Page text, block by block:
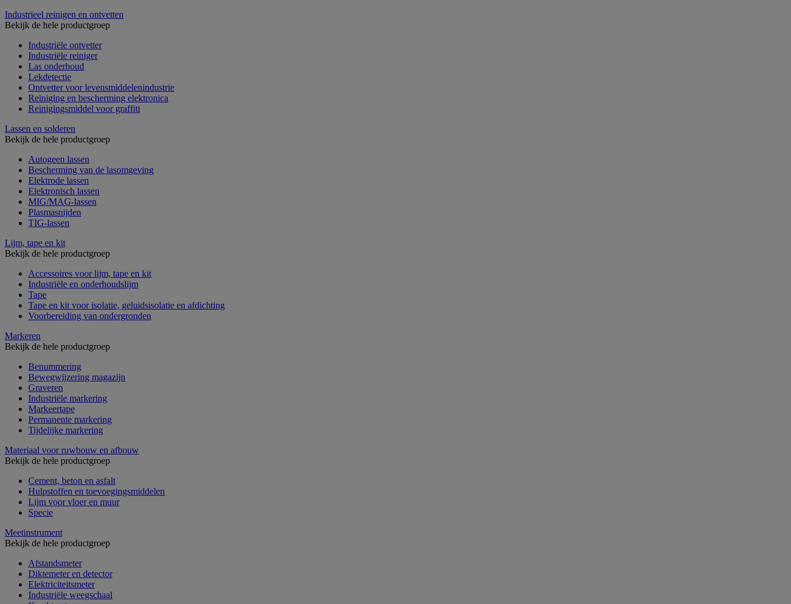
Industrieel reinigen en ontvetten
Bekijk de hele productgroep
Industriële ontvetter
Industriële reiniger
Las onderhoud
Lekdetectie
Ontvetter voor levensmiddelenindustrie
Reiniging en bescherming elektronica
Reinigingsmiddel voor graffiti
Lassen en solderen
Bekijk de hele productgroep
Autogeen lassen
Bescherming van de lasomgeving
Elektrode lassen
Elektronisch lassen
MIG/MAG-lassen
Plasmasnijden
TIG-lassen
Lijm, tape en kit
Bekijk de hele productgroep
Accessoires voor lijm, tape en kit
Industriële en onderhoudslijm
Tape
Tape en kit voor isolatie, geluidsisolatie en afdichting
Voorbereiding van ondergronden
Markeren
Bekijk de hele productgroep
Benummering
Bewegwijzering magazijn
Graveren
Industriële markering
Markeertape
Permanente markering
Tijdelijke markering
Materiaal voor ruwbouw en afbouw
Bekijk de hele productgroep
Cement, beton en asfalt
Hulpstoffen en toevoegingsmiddelen
Lijm voor vloer en muur
Specie
Meetinstrument
Bekijk de hele productgroep
Afstandsmeter
Diktemeter en detector
Elektriciteitsmeter
Industriële weegschaal